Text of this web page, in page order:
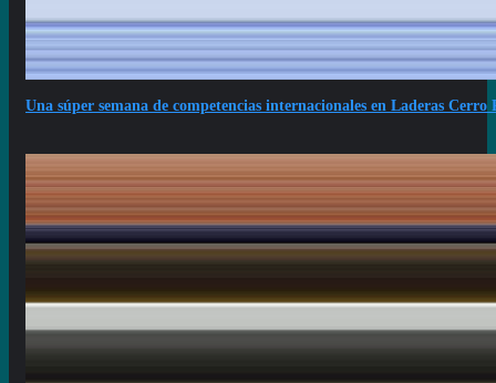
Una súper semana de competencias internacionales en Laderas